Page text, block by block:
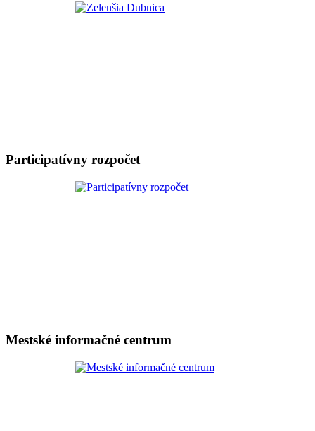
Participatívny rozpočet
Mestské informačné centrum